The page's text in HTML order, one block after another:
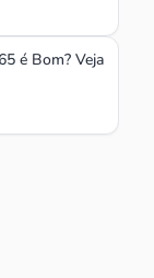
é Bom? Veja